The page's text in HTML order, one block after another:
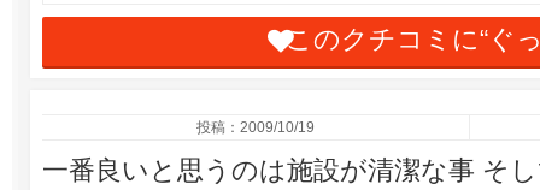
このクチコミに“ぐ
投稿：2009/10/19
一番良いと思うのは施設が清潔な事 そ